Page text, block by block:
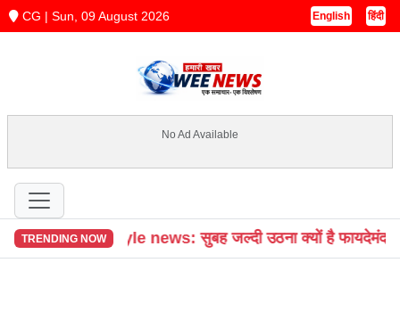
CG | Sun, 09 August 2026 English हिंदी
No Ad Available
TRENDING NOW
news: सुबह जल्दी उठना क्यों है फायदेमंद? आयुर्वेद से जानिए